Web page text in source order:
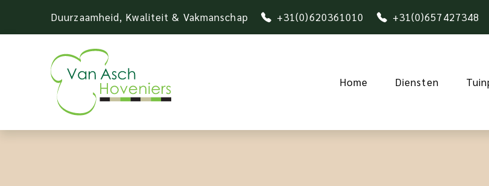
Duurzaamheid, Kwaliteit & Vakmanschap +31(0)620361010 +31(0)657427348
Home Diensten